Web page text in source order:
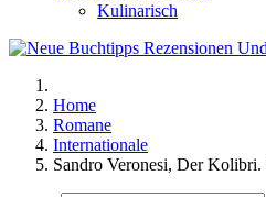
Kulinarisch
Home
Romane
Internationale
Sandro Veronesi, Der